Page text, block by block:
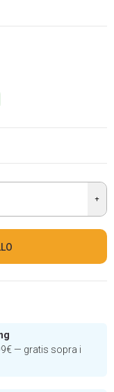
— gratis sopra i